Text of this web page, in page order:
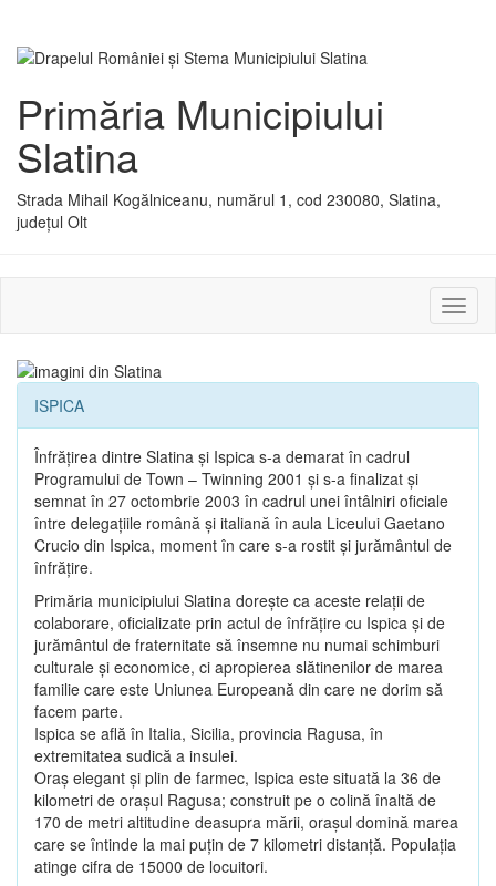
Primăria Municipiului
Slatina
Strada Mihail Kogălniceanu, numărul 1, cod 230080, Slatina,
județul Olt
sau
ISPICA
Înfrăţirea dintre Slatina şi Ispica s-a demarat în cadrul
Programului de Town – Twinning 2001 şi s-a finalizat şi
semnat în 27 octombrie 2003 în cadrul unei întâlniri oficiale
între delegaţiile română şi italiană în aula Liceului Gaetano
Crucio din Ispica, moment în care s-a rostit şi jurământul de
înfrăţire.
Primăria municipiului Slatina doreşte ca aceste relaţii de
colaborare, oficializate prin actul de înfrăţire cu Ispica şi de
jurământul de fraternitate să însemne nu numai schimburi
culturale şi economice, ci apropierea slătinenilor de marea
familie care este Uniunea Europeană din care ne dorim să
facem parte.
Ispica se află în Italia, Sicilia, provincia Ragusa, în
extremitatea sudică a insulei.
Oraş elegant şi plin de farmec, Ispica este situată la 36 de
kilometri de oraşul Ragusa; construit pe o colină înaltă de
170 de metri altitudine deasupra mării, oraşul domină marea
care se întinde la mai puţin de 7 kilometri distanţă. Populaţia
atinge cifra de 15000 de locuitori.